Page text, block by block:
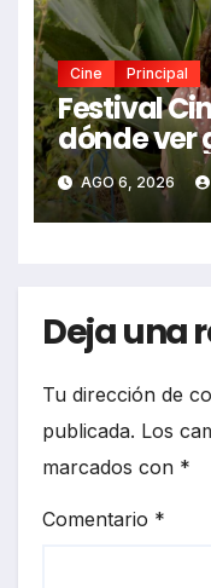
Cine Principal
Festival
dónde ver
mexicano
CDMX y
AGO 6, 2026
Deja una
Tu dirección de
publicada. Los
marcados con *
Comentario *